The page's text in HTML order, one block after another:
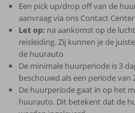
Een pick up/drop off van de
aanvraag via ons Contact Center
Let op: na aankomst op de
reisleiding. Zij kunnen je de
de huurauto
De minimale huurperiode is 3
beschouwd als een periode van
De huurperiode gaat in op het
huurauto. Dit betekent dat de